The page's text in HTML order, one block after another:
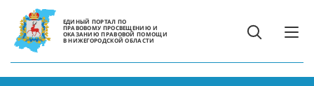
ЕДИНЫЙ ПОРТАЛ ПО
ПРАВОВОМУ ПРОСВЕЩЕНИЮ И
ОКАЗАНИЮ ПРАВОВОЙ ПОМОЩИ
В НИЖЕГОРОДСКОЙ ОБЛАСТИ